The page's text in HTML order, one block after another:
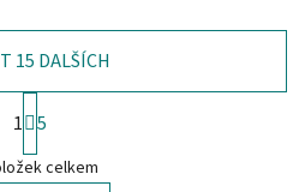
O
v
15 DALŠÍCH
S
t
r
á
1 5
celkem